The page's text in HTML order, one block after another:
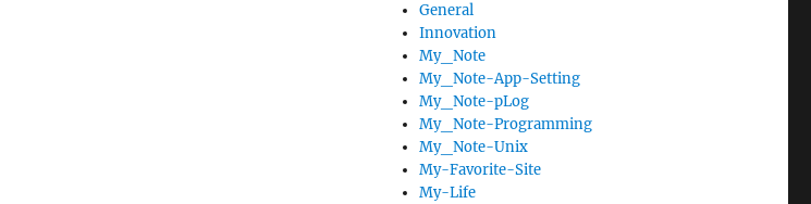
General
Innovation
My_Note
My_Note-App-Setting
My_Note-pLog
My_Note-Programming
My_Note-Unix
My-Favorite-Site
My-Life